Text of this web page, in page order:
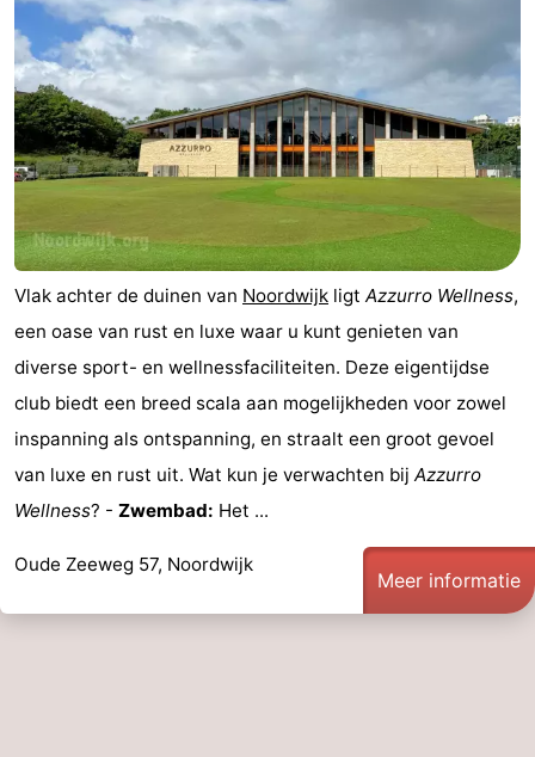
Steden
Sporten
-
Zwembaden
-
Fietsen
Wandelen
-
Paardrijden
-
Golfbanen
-
Surfen
Eten
en
drinken
Evenementen
Praktisch
Forum
Vlak achter de duinen van Noordwijk ligt Azzurro Wellness,
een oase van rust en luxe waar u kunt genieten van
diverse sport- en wellnessfaciliteiten. Deze eigentijdse
club biedt een breed scala aan mogelijkheden voor zowel
inspanning als ontspanning, en straalt een groot gevoel
van luxe en rust uit. Wat kun je verwachten bij Azzurro
Wellness? - Zwembad: Het ...
Oude Zeeweg 57, Noordwijk
Meer informatie